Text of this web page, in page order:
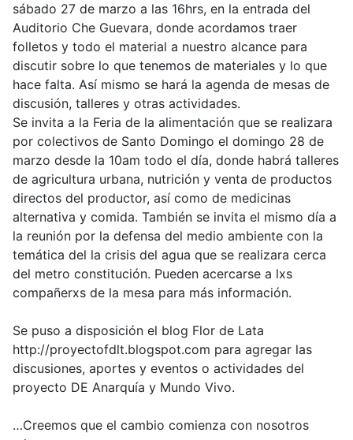
sábado 27 de marzo a las 16hrs, en la entrada del
Auditorio Che Guevara, donde acordamos traer
folletos y todo el material a nuestro alcance para
discutir sobre lo que tenemos de materiales y lo que
hace falta. Así mismo se hará la agenda de mesas de
discusión, talleres y otras actividades.
Se invita a la Feria de la alimentación que se realizara
por colectivos de Santo Domingo el domingo 28 de
marzo desde la 10am todo el día, donde habrá talleres
de agricultura urbana, nutrición y venta de productos
directos del productor, así como de medicinas
alternativa y comida. También se invita el mismo día a
la reunión por la defensa del medio ambiente con la
temática del la crisis del agua que se realizara cerca
del metro constitución. Pueden acercarse a lxs
compañerxs de la mesa para más información.
Se puso a disposición el blog Flor de Lata
http://proyectofdlt.blogspot.com para agregar las
discusiones, aportes y eventos o actividades del
proyecto DE Anarquía y Mundo Vivo.
…Creemos que el cambio comienza con nosotros